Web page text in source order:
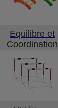
Equilibre et
Coordination